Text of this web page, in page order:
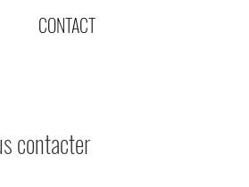
CONTACT
contacter